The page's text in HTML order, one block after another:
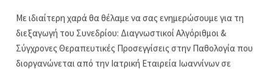
Με ιδιαίτερη χαρά θα θέλαμε να σας ενημερώσουμε για τη
διεξαγωγή του Συνεδρίου: Διαγνωστικοί Αλγόριθμοι &
Σύγχρονες Θεραπευτικές Προσεγγίσεις στην Παθολογία που
διοργανώνεται από την Ιατρική Εταιρεία Ιωαννίνων σε